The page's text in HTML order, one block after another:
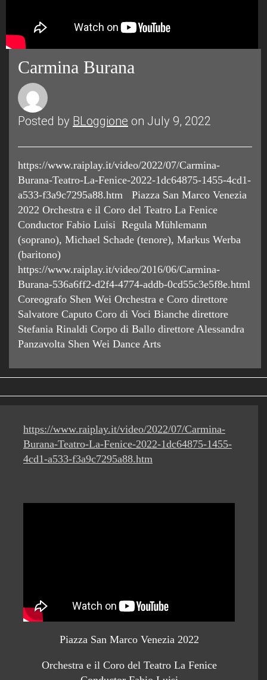
Carmina Burana
Posted by BLoggione on July 9, 2022
https://www.raiplay.it/video/2022/07/Carmina-
Burana-Teatro-La-Fenice-2022-1dc64875-1455-4cd1-
a533-f3a9c7295a88.htm Piazza San Marco Venezia
2022 Orchestra e il Coro del Teatro La Fenice
Conductor Fabio Luisi Regula Mühlemann
(soprano), Michael Schade (tenore), Markus Werba
(baritono)
https://www.raiplay.it/video/2016/06/Carmina-
Burana-536a6ff2-d2f4-4774-addb-0cd55c3e5f8e.html
Coreografo Shen Wei Orchestra e Coro direttore
Salvatore Caputo Coro di Voci Bianche direttore
Stefania Rinaldi Corpo di Ballo direttore Alessandra
Panzavolta Shen Wei Dance Arts
https://www.raiplay.it/video/2022/07/Carmina-
Burana-Teatro-La-Fenice-2022-1dc64875-1455-
4cd1-a533-f3a9c7295a88.htm
Piazza San Marco Venezia 2022
Orchestra e il Coro del Teatro La Fenice